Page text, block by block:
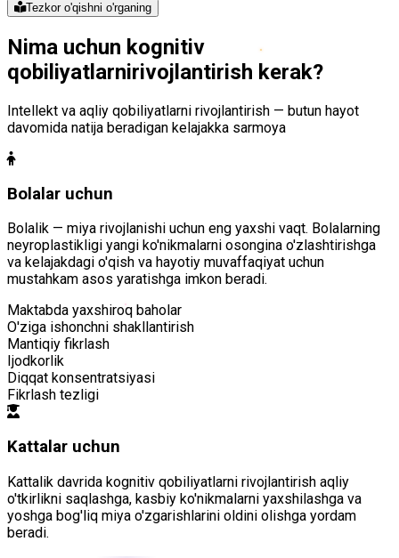
Tezkor o'qishni o'rganing
Nima uchun kognitiv
qobiliyatlarnirivojlantirish kerak?
Intellekt va aqliy qobiliyatlarni rivojlantirish — butun hayot
davomida natija beradigan kelajakka sarmoya
Bolalar uchun
Bolalik — miya rivojlanishi uchun eng yaxshi vaqt. Bolalarning
neyroplastikligi yangi ko'nikmalarni osongina o'zlashtirishga
va kelajakdagi o'qish va hayotiy muvaffaqiyat uchun
mustahkam asos yaratishga imkon beradi.
Maktabda yaxshiroq baholar
O'ziga ishonchni shakllantirish
Mantiqiy fikrlash
Ijodkorlik
Diqqat konsentratsiyasi
Fikrlash tezligi
Kattalar uchun
Kattalik davrida kognitiv qobiliyatlarni rivojlantirish aqliy
o'tkirlikni saqlashga, kasbiy ko'nikmalarni yaxshilashga va
yoshga bog'liq miya o'zgarishlarini oldini olishga yordam
beradi.